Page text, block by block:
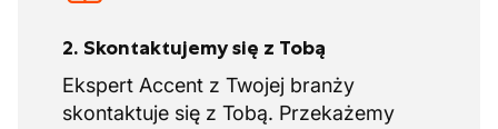
2. Skontaktujemy się z Tobą
Ekspert Accent z Twojej branży
skontaktuje się z Tobą. Przekażemy